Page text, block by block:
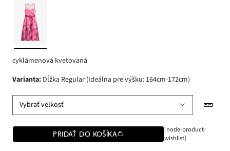
cyklámenová kvetovaná
varianta: Dĺžka Regular (Ideálna pre výšku: 164cm-172cm)
Vybrať veľkosť
PRIDAŤ DO KOŠÍKA
[node-product-
wishlist]